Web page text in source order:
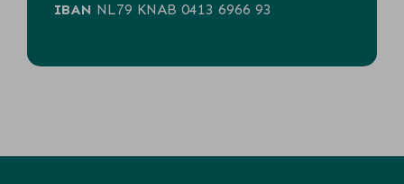
IBAN NL79 KNAB 0413 6966 93